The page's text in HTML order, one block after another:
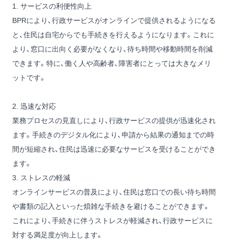
1. サービスの利便性向上
BPRにより、行政サービスがオンラインで提供されるようになる
と、住民は自宅からでも手続きを行えるようになります。これに
より、窓口に出向く必要がなくなり、待ち時間や移動時間を削減
できます。特に、働く人や高齢者、障害者にとっては大きなメリ
ットです。
2. 迅速な対応
業務プロセスの見直しにより、行政サービスの提供が迅速化され
ます。手続きのデジタル化により、申請から結果の通知までの時
間が短縮され、住民は迅速に必要なサービスを受けることができ
ます。
3. ストレスの軽減
オンラインサービスの普及により、住民は窓口での長い待ち時間
や書類の記入といった煩雑な手続きを避けることができます。
これにより、手続きに伴うストレスが軽減され、行政サービスに
対する満足度が向上します。